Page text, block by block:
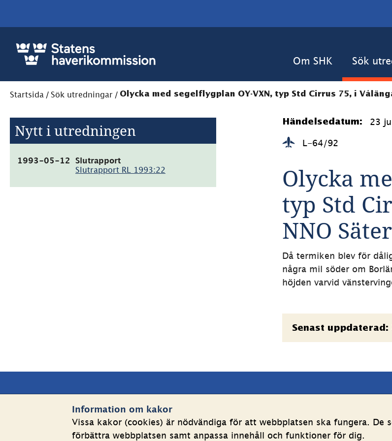
Information om kakor
Vissa kakor (cookies) är nödvändiga för att webbplatsen ska fungera. De
förbättra webbplatsen samt anpassa innehåll och funktioner för dig.
Om SHK Sök
Startsida / Sök utredningar / Olycka med segelflygplan OY-VXN, typ Std Cirrus 75, i
Nytt i utredningen
1993-05-12
Slutrapport
Slutrapport RL 1993:22
(pdf,
Händelsedatum: 23
L-64/92
Olycka
typ Std
NNO
Då termiken blev för
några mil söder om
höjden varvid
Sidinformation
Senast uppdaterad:
Sidfot
Telefon växel: 08-508 862
Om kakor
LinkedIn